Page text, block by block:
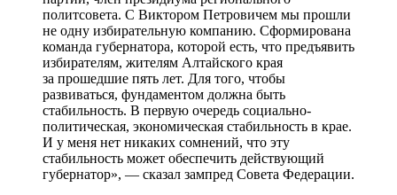
политсовета. С Виктором Петровичем мы прошли
не одну избирательную компанию. Сформирована
команда губернатора, которой есть, что предъявить
избирателям, жителям Алтайского края
за прошедшие пять лет. Для того, чтобы
развиваться, фундаментом должна быть
стабильность. В первую очередь социально-
политическая, экономическая стабильность в крае.
И у меня нет никаких сомнений, что эту
стабильность может обеспечить действующий
губернатор», — сказал зампред Совета Федерации.